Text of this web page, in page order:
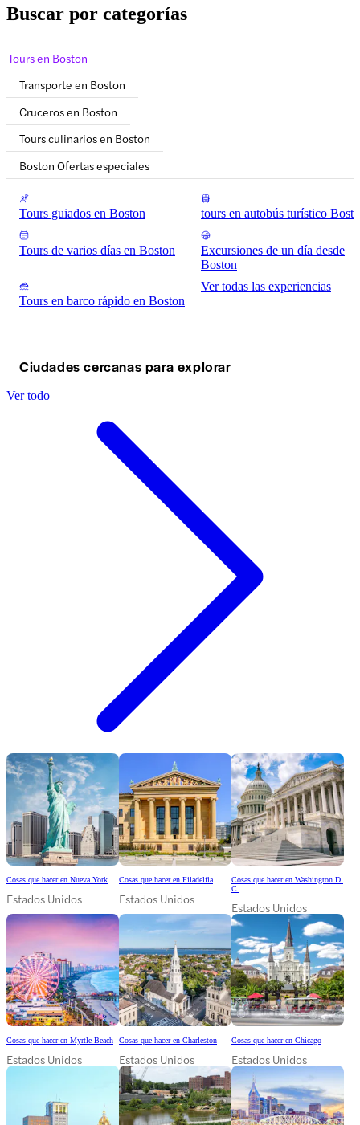
Buscar por categorías
Tours en Boston
Transporte en Boston
Cruceros en Boston
Tours culinarios en Boston
Boston Ofertas especiales
Tours guiados en Boston tours en autobús turístico
Tours de varios días en Boston
Excursiones de un día desde
Boston
Tours en barco rápido en Boston
Ver todas las experiencias
Ciudades cercanas para explorar
Ver todo
Cosas que hacer en Nueva York
Estados Unidos
Cosas que hacer en Filadelfia
Estados Unidos
Cosas que hacer en Washington D.
C.
Estados Unidos
Cosas que hacer en Myrtle Beach
Estados Unidos
Cosas que hacer en Charleston
Estados Unidos
Cosas que hacer en Chicago
Estados Unidos